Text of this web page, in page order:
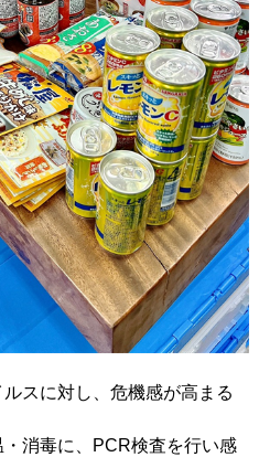
スに対し、危機感が高まる
消毒に、PCR検査を行い感